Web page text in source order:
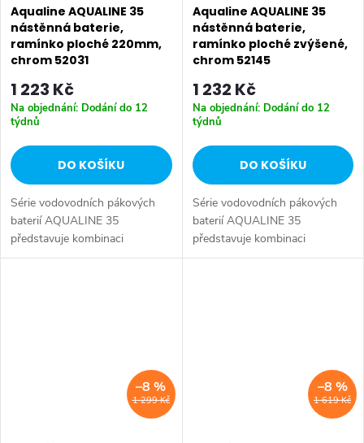
Aqualine AQUALINE 35
nástěnná baterie,
ramínko ploché 220mm,
chrom 52031
1 223 Kč
Na objednání: Dodání do 12
týdnů
DO KOŠÍKU
Série vodovodních pákových
baterií AQUALINE 35
představuje kombinaci
tradičního jednoduchého
Aqualine AQUALINE 35
nástěnná baterie,
ramínko ploché zvýšené,
chrom 52145
1 232 Kč
Na objednání: Dodání do 12
týdnů
DO KOŠÍKU
Série vodovodních pákových
baterií AQUALINE 35
představuje kombinaci
tradičního jednoduchého
1 299 Kč
–8 %
1 619 Kč
–8 %